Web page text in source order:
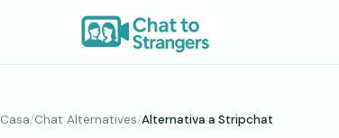
Casa/Chat Alternatives/Alternativa a Stripchat